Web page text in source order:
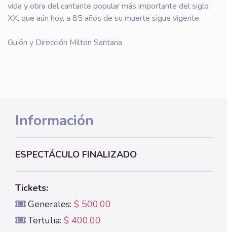
vida y obra del cantante popular más importante del siglo
XX, que aún hoy, a 85 años de su muerte sigue vigente.
Guión y Dirección Milton Santana
Información
ESPECTÁCULO FINALIZADO
Tickets:
Generales: $ 500,00
Tertulia: $ 400,00